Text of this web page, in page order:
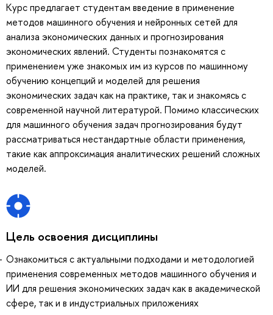
Курс предлагает студентам введение в применение
методов машинного обучения и нейронных сетей для
анализа экономических данных и прогнозирования
экономических явлений. Студенты познакомятся с
применением уже знакомых им из курсов по машинному
обучению концепций и моделей для решения
экономических задач как на практике, так и знакомясь с
современной научной литературой. Помимо классических
для машинного обучения задач прогнозирования будут
рассматриваться нестандартные области применения,
такие как аппроксимация аналитических решений сложных
моделей.
Цель освоения дисциплины
Ознакомиться с актуальными подходами и методологией
применения современных методов машинного обучения и
ИИ для решения экономических задач как в академической
сфере, так и в индустриальных приложениях